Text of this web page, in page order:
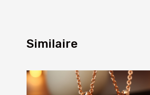
Similaire